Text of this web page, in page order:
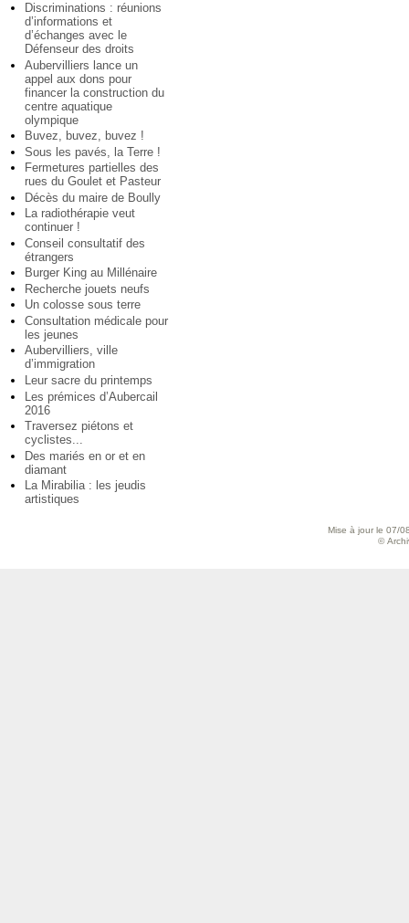
Discriminations : réunions
d’informations et
d’échanges avec le
Défenseur des droits
Aubervilliers lance un
appel aux dons pour
financer la construction du
centre aquatique
olympique
Buvez, buvez, buvez !
Sous les pavés, la Terre !
Fermetures partielles des
rues du Goulet et Pasteur
Décès du maire de Boully
La radiothérapie veut
continuer !
Conseil consultatif des
étrangers
Burger King au Millénaire
Recherche jouets neufs
Un colosse sous terre
Consultation médicale pour
les jeunes
Aubervilliers, ville
d’immigration
Leur sacre du printemps
Les prémices d’Aubercail
2016
Traversez piétons et
cyclistes...
Des mariés en or et en
diamant
La Mirabilia : les jeudis
artistiques
Mise à jour le 07/
©